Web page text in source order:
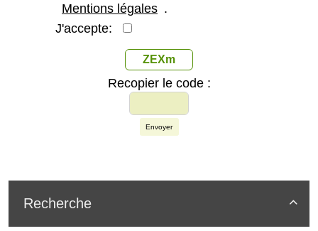
Mentions légales .
J'accepte:
ZEXm
Recopier le code :
Envoyer

Recherche